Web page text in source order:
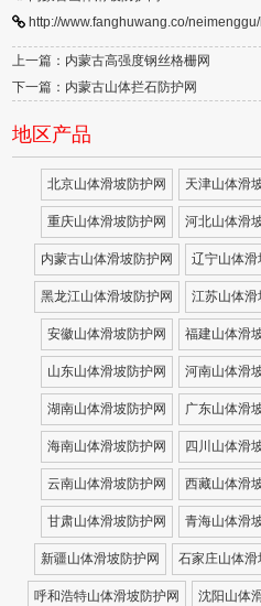
http://www.fanghuwang.co/
上一篇：内蒙古高强度钢丝格栅网
下一篇：内蒙古山体拦石防护网
地区产品
北京山体滑坡防护网 天津山体滑
重庆山体滑坡防护网 河北山体滑
内蒙古山体滑坡防护网 辽宁山体滑
黑龙江山体滑坡防护网 江苏山体滑
安徽山体滑坡防护网 福建山体滑
山东山体滑坡防护网 河南山体滑
湖南山体滑坡防护网 广东山体滑
海南山体滑坡防护网 四川山体滑
云南山体滑坡防护网 西藏山体滑
甘肃山体滑坡防护网 青海山体滑
新疆山体滑坡防护网 石家庄山体滑
呼和浩特山体滑坡防护网 沈阳山体